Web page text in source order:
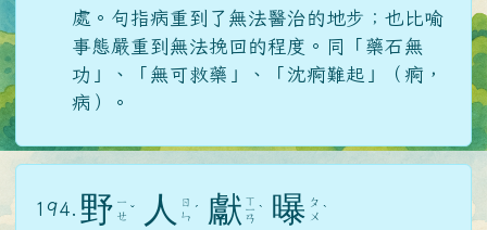
處。句指病重到了無法醫治的地步；也比喻
事態嚴重到無法挽回的程度。同「藥石無
功」、「無可救藥」、「沈痾難起」（痾，
病）。
194. 野 ㄧ
ㄝ ˇ 人
ㄖ
ㄣ ˊ 獻 ㄒ
ㄧ
ㄢ
ˋ 曝 ㄆ
ㄨ ˋ